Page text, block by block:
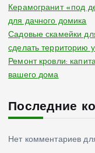
Керамогранит «под
для дачного домика
Садовые скамейки
сделать территорию
Ремонт кровли:
вашего дома
Последние
Нет комментариев